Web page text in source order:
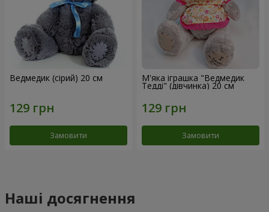
Ведмедик (сірий) 20 см
Замовити
М'яка іграшка "Ведмедик
Тедді" (дівчинка) 20 см
Замовити
Наші досягнення